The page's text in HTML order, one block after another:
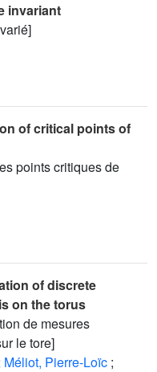
invariant
of critical points of
points critiques de
of discrete
on the torus
de mesures
le tore]
Méliot, Pierre-Loïc ;